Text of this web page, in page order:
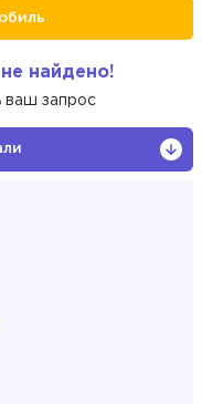
найдено!
ваш запрос